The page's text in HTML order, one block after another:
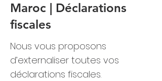
Maroc | Déclarations
fiscales
Nous vous proposons
d’externaliser toutes vos
déclarations fiscales.